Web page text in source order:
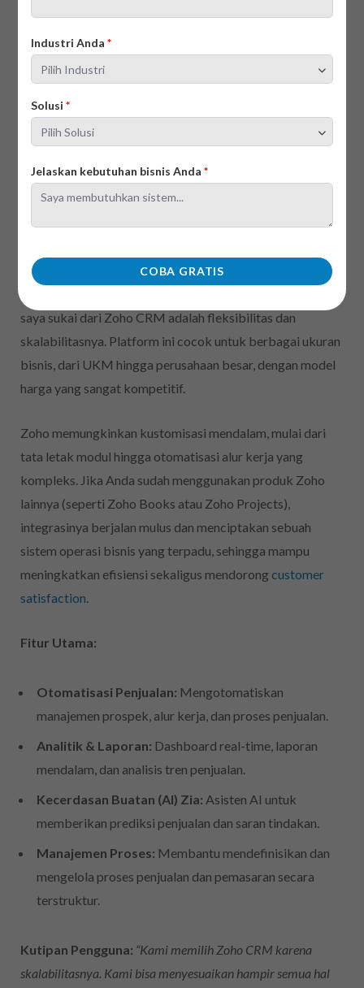
Industri Anda*
Solusi*
Jelaskan kebutuhan bisnis Anda*
COBA GRATIS
Zoho menawarkan ekosistem aplikasi bisnis yang sangat
saya sukai dari Zoho CRM adalah fleksibilitas dan
skalabilitasnya. Platform ini cocok untuk berbagai ukuran
bisnis, dari UKM hingga perusahaan besar, dengan model
harga yang sangat kompetitif.
Zoho memungkinkan kustomisasi mendalam, mulai dari
tata letak modul hingga otomatisasi alur kerja yang
kompleks. Jika Anda sudah menggunakan produk Zoho
lainnya (seperti Zoho Books atau Zoho Projects),
integrasinya berjalan mulus dan menciptakan sebuah
sistem operasi bisnis yang terpadu, sehingga mampu
meningkatkan efisiensi sekaligus mendorong customer
satisfaction.
Fitur Utama:
Otomatisasi Penjualan: Mengotomatiskan
manajemen prospek, alur kerja, dan proses penjualan.
Analitik & Laporan: Dashboard real-time, laporan
mendalam, dan analisis tren penjualan.
Kecerdasan Buatan (AI) Zia: Asisten AI untuk
memberikan prediksi penjualan dan saran tindakan.
Manajemen Proses: Membantu mendefinisikan dan
mengelola proses penjualan dan pemasaran secara
terstruktur.
Kutipan Pengguna: “Kami memilih Zoho CRM karena
skalabilitasnya. Kami bisa menyesuaikan hampir semua hal